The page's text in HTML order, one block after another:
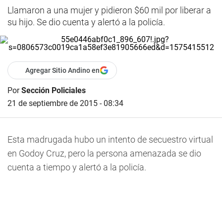
Llamaron a una mujer y pidieron $60 mil por liberar a
su hijo. Se dio cuenta y alertó a la policía.
Agregar Sitio Andino en
PorSección Policiales
21 de septiembre de 2015 - 08:34
Esta madrugada hubo un intento de secuestro virtual
en Godoy Cruz, pero la persona amenazada se dio
cuenta a tiempo y alertó a la policía.